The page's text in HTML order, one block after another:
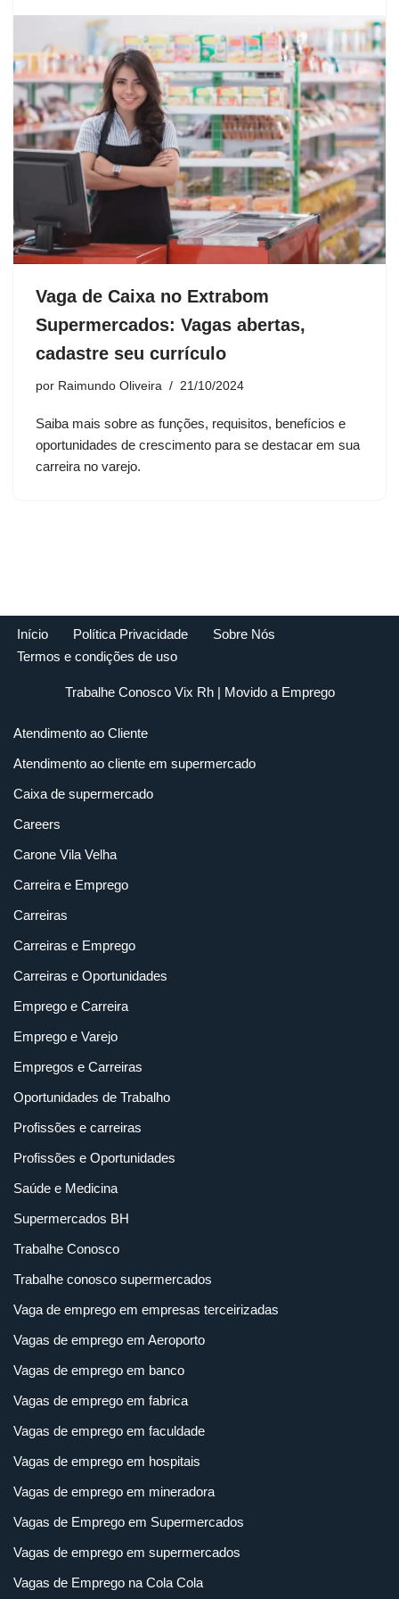
Vaga de Caixa no Extrabom
Supermercados: Vagas abertas,
cadastre seu currículo
por Raimundo Oliveira 21/10/2024
Saiba mais sobre as funções, requisitos, benefícios e
oportunidades de crescimento para se destacar em sua
carreira no varejo.
Início Política Privacidade
Sobre Nós
Termos e condições de uso
Trabalhe Conosco Vix Rh| Movido a Emprego
Atendimento ao Cliente
Atendimento ao cliente em supermercado
Caixa de supermercado
Careers
Carone Vila Velha
Carreira e Emprego
Carreiras
Carreiras e Emprego
Carreiras e Oportunidades
Emprego e Carreira
Emprego e Varejo
Empregos e Carreiras
Oportunidades de Trabalho
Profissões e carreiras
Profissões e Oportunidades
Saúde e Medicina
Supermercados BH
Trabalhe Conosco
Trabalhe conosco supermercados
Vaga de emprego em empresas terceirizadas
Vagas de emprego em Aeroporto
Vagas de emprego em banco
Vagas de emprego em fabrica
Vagas de emprego em faculdade
Vagas de emprego em hospitais
Vagas de emprego em mineradora
Vagas de Emprego em Supermercados
Vagas de emprego em supermercados
Vagas de Emprego na Cola Cola